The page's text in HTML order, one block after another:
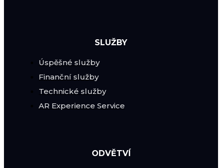
SLUŽBY
Úspěšné služby
Finanční služby
Technické služby
AR Experience Service
ODVĚTVÍ